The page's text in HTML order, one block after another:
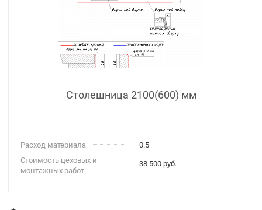
Столешница 2100(600) мм
Расход материала
0.5
Стоимость цеховых и
монтажных работ
38 500 руб.